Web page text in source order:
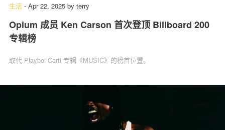
生活 - Apr 22, 2025 by terry
Opium 成员 Ken Carson 首次登顶 Billboard 200
专辑榜
取代 Playboi Carti 专辑《MUSIC》的榜首位置。